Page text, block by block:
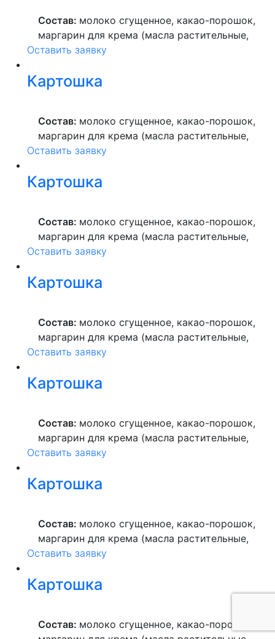
Состав: молоко сгущенное, какао-порошок,
маргарин для крема (масла растительные,
вода питьевая, сахар, ароматизатор,
высшего сорта, продукты яичные, масло
растительное, пекарский порошок, молоко
Оставить заявку
Картошка
Состав: молоко сгущенное, какао-порошок,
маргарин для крема (масла растительные,
вода питьевая, сахар, ароматизатор,
высшего сорта, продукты яичные, масло
растительное, пекарский порошок, молоко
Оставить заявку
Картошка
Состав: молоко сгущенное, какао-порошок,
маргарин для крема (масла растительные,
вода питьевая, сахар, ароматизатор,
высшего сорта, продукты яичные, масло
растительное, пекарский порошок, молоко
Оставить заявку
Картошка
Состав: молоко сгущенное, какао-порошок,
маргарин для крема (масла растительные,
вода питьевая, сахар, ароматизатор,
высшего сорта, продукты яичные, масло
растительное, пекарский порошок, молоко
Оставить заявку
Картошка
Состав: молоко сгущенное, какао-порошок,
маргарин для крема (масла растительные,
вода питьевая, сахар, ароматизатор,
высшего сорта, продукты яичные, масло
растительное, пекарский порошок, молоко
Оставить заявку
Картошка
Состав: молоко сгущенное, какао-порошок,
маргарин для крема (масла растительные,
вода питьевая, сахар, ароматизатор,
высшего сорта, продукты яичные, масло
растительное, пекарский порошок, молоко
Оставить заявку
Картошка
Состав: молоко сгущенное, какао-порошок,